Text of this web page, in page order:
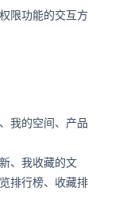
限功能的交互方
我的空间、产品
、我收藏的文
排行榜、收藏排